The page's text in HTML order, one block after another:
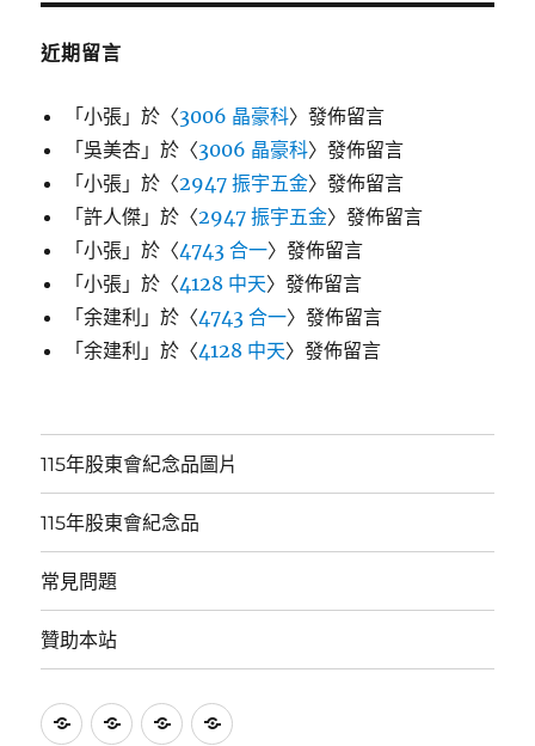
近期留言
「小張 」於〈3006 晶豪科〉發佈留言
「吳美杏 」於〈3006 晶豪科〉發佈留言
「小張 」於〈2947 振宇五金〉發佈留言
「許人傑 」於〈2947 振宇五金〉發佈留言
「小張 」於〈4743 合一〉發佈留言
「小張 」於〈4128 中天〉發佈留言
「余建利 」於〈4743 合一〉發佈留言
「余建利 」於〈4128 中天〉發佈留言
115年股東會紀念品圖片
115年股東會紀念品
常見問題
贊助本站
115
115
常
贊